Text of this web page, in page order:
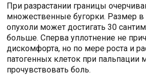
При разрастании границы
множественные бугорки. Размер в
опухоли может достигать 30
больше. Сперва уплотнение не
дискомфорта, но по мере роста и
патогенных клеток при пальпации
прочувствовать боль.